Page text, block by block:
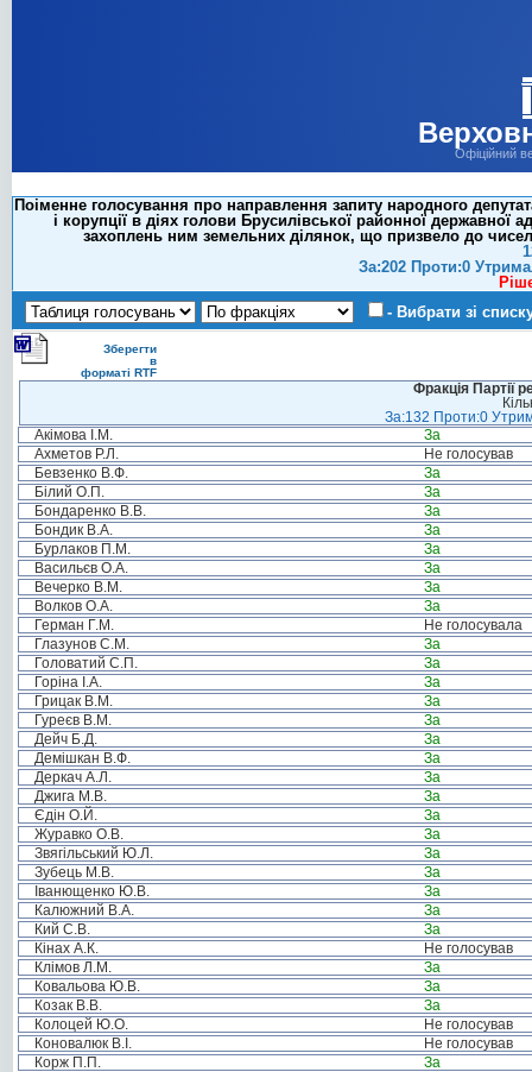
Офіційний
Поіменне голосування про направлення запиту народного
і корупції в діях голови Брусилівської районної державної
захоплень ним земельних ділянок, що призвело до
За:202 Проти:0
- Вибрати зі
Зберегти
в
форматі RTF
Фракція Партії
За:132 Проти:0
Акімова І.М.
За
Ахметов Р.Л.
Не голосував
Бевзенко В.Ф.
За
Білий О.П.
За
Бондаренко В.В.
За
Бондик В.А.
За
Бурлаков П.М.
За
Васильєв О.А.
За
Вечерко В.М.
За
Волков О.А.
За
Герман Г.М.
Не голосувала
Глазунов С.М.
За
Головатий С.П.
За
Горіна І.А.
За
Грицак В.М.
За
Гуреєв В.М.
За
Дейч Б.Д.
За
Демішкан В.Ф.
За
Деркач А.Л.
За
Джига М.В.
За
Єдін О.Й.
За
Журавко О.В.
За
Звягільський Ю.Л.
За
Зубець М.В.
За
Іванющенко Ю.В.
За
Калюжний В.А.
За
Кий С.В.
За
Кінах А.К.
Не голосував
Клімов Л.М.
За
Ковальова Ю.В.
За
Козак В.В.
За
Колоцей Ю.О.
Не голосував
Коновалюк В.І.
Не голосував
Корж П.П.
За